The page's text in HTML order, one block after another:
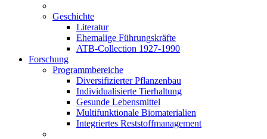
Geschichte
Literatur
Ehemalige Führungskräfte
ATB-Collection 1927-1990
Forschung
Programmbereiche
Diversifizierter Pflanzenbau
Individualisierte Tierhaltung
Gesunde Lebensmittel
Multifunktionale Biomaterialien
Integriertes Reststoffmanagement